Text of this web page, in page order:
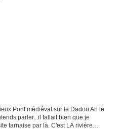
Pont médiéval sur le Dadou Ah le
parler...il fallait bien que je
tarnaise par là. C'est LA rivière